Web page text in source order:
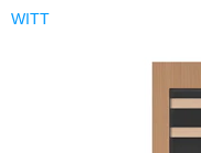
WITT